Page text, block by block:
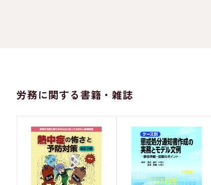
労務に関する書籍・雑誌